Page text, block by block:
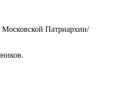
Московской Патриархии/